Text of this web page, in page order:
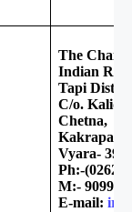
The
Indian Red
Tapi
C/o.
Chetna,
Kakrapar
Vyara-
Ph:-
M:-
E-mail: